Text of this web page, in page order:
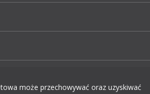
może przechowywać oraz uzyskiwać